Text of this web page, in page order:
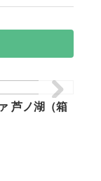
芦ノ湖（箱